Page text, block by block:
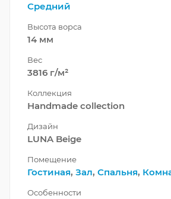
Средний
Высота ворса
14 мм
Вес
3816 г/м²
Коллекция
Handmade collection
Дизайн
LUNA Beige
Помещение
Гостиная, Зал, Спальня,
Особенности